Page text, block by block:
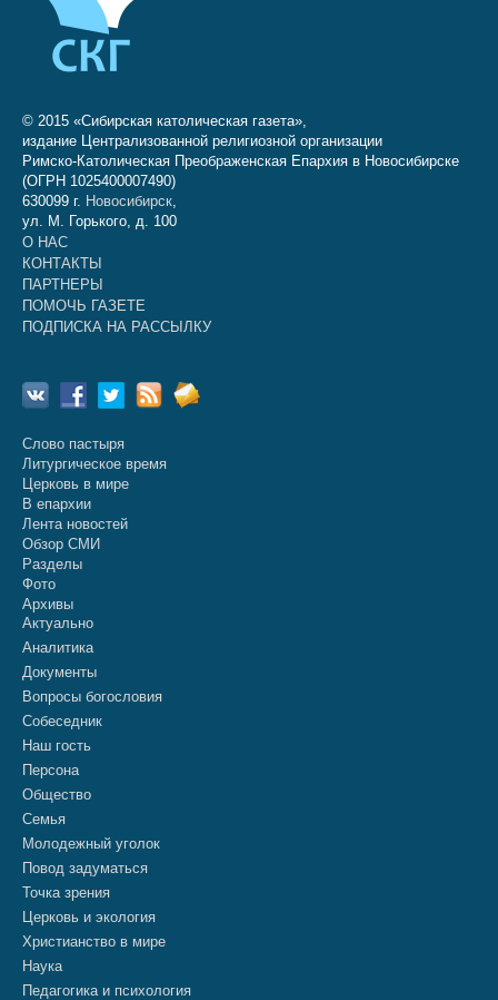
© 2015 «Сибирская католическая газета»,
издание Централизованной религиозной организации
Римско-Католическая Преображенская Епархия в Новосибирске
(ОГРН 1025400007490)
630099 г. Новосибирск
ул. М. Горького, д. 100
О НАС
КОНТАКТЫ
ПАРТНЕРЫ
ПОМОЧЬ ГАЗЕТЕ
ПОДПИСКА НА РАССЫЛКУ
Слово пастыря
Литургическое время
Церковь в мире
В епархии
Лента новостей
Обзор СМИ
Разделы
Фото
Архивы
Актуально
Аналитика
Документы
Вопросы богословия
Собеседник
Наш гость
Персона
Общество
Семья
Молодежный уголок
Повод задуматься
Точка зрения
Церковь и экология
Христианство в мире
Наука
Педагогика и психология